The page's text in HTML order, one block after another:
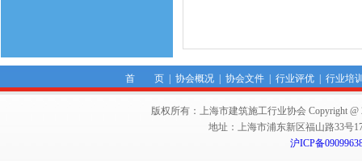
首 页| 协会概况| 协会文件| 行业评优| 行业培
版权所有：上海市建筑施工行业协会 Copyright @
地址：上海市浦东新区福山路33号
沪ICP备